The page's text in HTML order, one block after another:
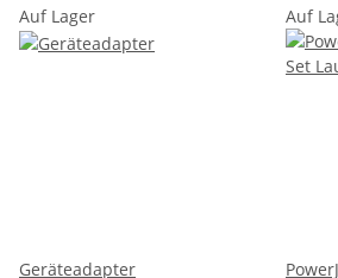
Auf Lager
Geräteadapter
Auf